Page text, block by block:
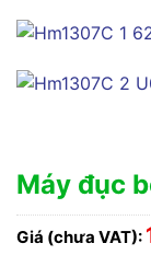
Máy đục
Giá (chưa VAT):